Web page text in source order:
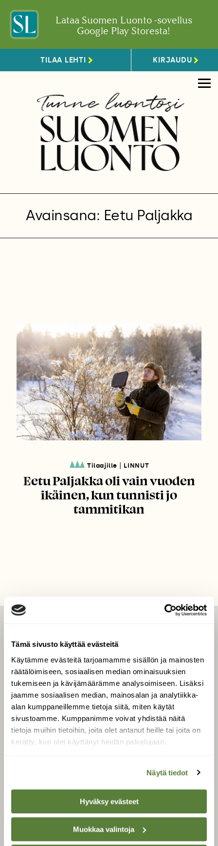
Tämä sivusto käyttää evästeitä
Käytämme evästeitä tarjoamamme sisällön ja mainosten
räätälöimiseen, sosiaalisen median ominaisuuksien
tukemiseen ja kävijämäärämme analysoimiseen. Lisäksi
jaamme sosiaalisen median, mainosalan ja analytiikka-
alan kumppaneillemme tietoja siitä, miten käytät
sivustoamme. Kumppanimme voivat yhdistää näitä
tietoja muihin tietoihin, joita olet antanut heille tai joita on
kerätty, kun olet käyttänyt heidän palvelujaan.
Näytä tiedot
Hyväksy evästeet
Muokkaa valintoja
Lataa Suomen Luonto -sovellus
Google Play Storesta!
TILAA LEHTI KIRJAUDU
Avainsana: Eetu Paljakka
Tilaajille LINNUT
Eetu Paljakka oli vain vuoden
ikäinen, kun tunnisti jo
tammitikan
Uusin lehti
Tilaa Suomen Luonto
Tilaa digilukuoikeus
Äänestä parasta juttua
Tilaa uutiskirje
Suomen Luonto -lehden
kustantaja onSuomen
luonnonsuojelu­liitto